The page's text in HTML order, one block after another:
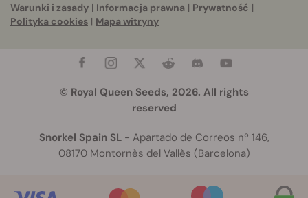
Warunki i zasady | Informacja prawna | Prywatność |
Polityka cookies | Mapa witryny
© Royal Queen Seeds, 2026. All rights
reserved
Snorkel Spain SL- Apartado de Correos nº 146,
08170 Montornès del Vallès (Barcelona)